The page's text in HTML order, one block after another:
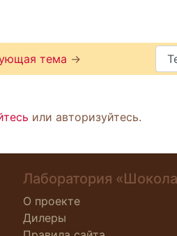
тема →
или авторизуйтесь.
Лаборатория
О проекте
Дилеры